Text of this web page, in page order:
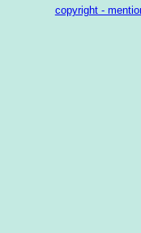
copyright -